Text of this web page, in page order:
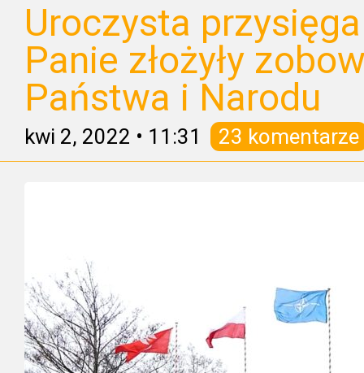
Uroczysta
Panie złożyły
Państwa i Narodu
kwi 2, 2022 • 11:31 23 komentarze